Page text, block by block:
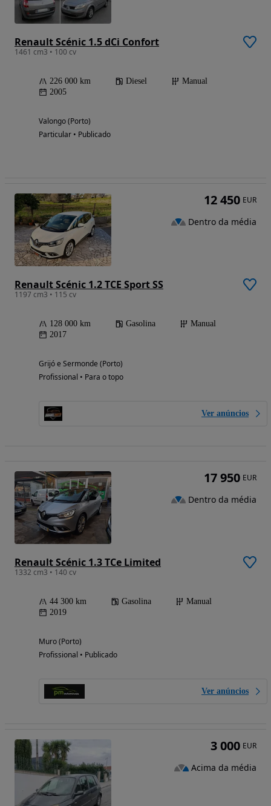
Renault Scénic 1.5 dCi Confort
1461 cm3 • 100 cv
226 000 km Diesel
Manual
2005
Valongo (Porto)
Particular • Publicado
Renault Scénic 1.2 TCE Sport SS
1197 cm3 • 115 cv
128 000 km Gasolina
Manual
2017
Grijó e Sermonde (Porto)
Profissional • Para o topo
Ver anúncios
12 450 EUR
Dentro da média
Renault Scénic 1.3 TCe Limited
1332 cm3 • 140 cv
44 300 km Gasolina
Manual
2019
Muro (Porto)
Profissional • Publicado
Ver anúncios
17 950 EUR
Dentro da média
3 000 EUR
Acima da média